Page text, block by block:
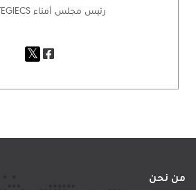
رئيس مجلس أمناء STRATEGIECS
من نحن